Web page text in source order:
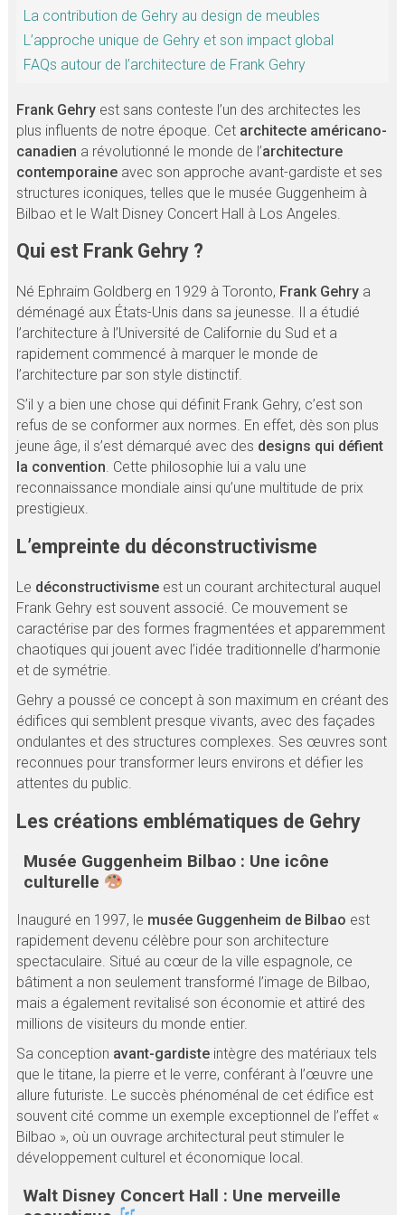
La contribution de Gehry au design de meubles
L’approche unique de Gehry et son impact global
FAQs autour de l’architecture de Frank Gehry
Frank Gehryest sans conteste l’un des architectes les
plus influents de notre époque. Cet architecte américano-
canadien a révolutionné le monde de l’architecture
contemporaineavec son approche avant-gardiste et ses
structures iconiques, telles que le musée Guggenheim à
Bilbao et le Walt Disney Concert Hall à Los Angeles.
Qui est Frank Gehry ?
Né Ephraim Goldberg en 1929 à Toronto, Frank Gehrya
déménagé aux États-Unis dans sa jeunesse. Il a étudié
l’architecture à l’Université de Californie du Sud et a
rapidement commencé à marquer le monde de
l’architecture par son style distinctif.
S’il y a bien une chose qui définit Frank Gehry, c’est son
refus de se conformer aux normes. En effet, dès son plus
jeune âge, il s’est démarqué avec des designs qui défient
la convention. Cette philosophie lui a valu une
reconnaissance mondiale ainsi qu’une multitude de prix
prestigieux.
L’empreinte du déconstructivisme
Le déconstructivismeest un courant architectural auquel
Frank Gehry est souvent associé. Ce mouvement se
caractérise par des formes fragmentées et apparemment
chaotiques qui jouent avec l’idée traditionnelle d’harmonie
et de symétrie.
Gehry a poussé ce concept à son maximum en créant des
édifices qui semblent presque vivants, avec des façades
ondulantes et des structures complexes. Ses œuvres sont
reconnues pour transformer leurs environs et défier les
attentes du public.
Les créations emblématiques de Gehry
Musée Guggenheim Bilbao : Une icône
culturelle
Inauguré en 1997, le musée Guggenheim de Bilbao est
rapidement devenu célèbre pour son architecture
spectaculaire. Situé au cœur de la ville espagnole, ce
bâtiment a non seulement transformé l’image de Bilbao,
mais a également revitalisé son économie et attiré des
millions de visiteurs du monde entier.
Sa conception avant-gardisteintègre des matériaux tels
que le titane, la pierre et le verre, conférant à l’œuvre une
allure futuriste. Le succès phénoménal de cet édifice est
souvent cité comme un exemple exceptionnel de l’effet «
Bilbao », où un ouvrage architectural peut stimuler le
développement culturel et économique local.
Walt Disney Concert Hall : Une merveille